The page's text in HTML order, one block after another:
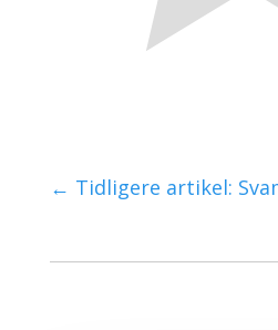
← Tidligere artikel: